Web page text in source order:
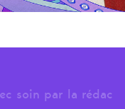
soin par la rédac